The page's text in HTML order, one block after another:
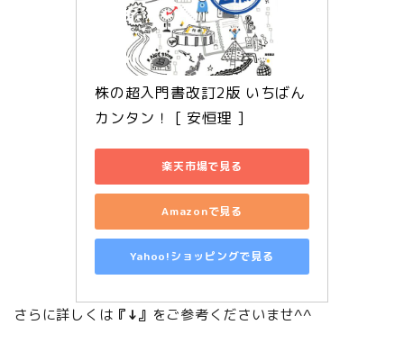
株の超入門書改訂2版 いちばん
カンタン！ [ 安恒理 ]
楽天市場で見る
Amazonで見る
Yahoo!ショッピングで見る
さらに詳しくは 『↓』 をご参考くださいませ^^